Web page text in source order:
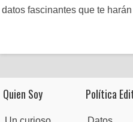
datos fascinantes que te
Quien Soy Política